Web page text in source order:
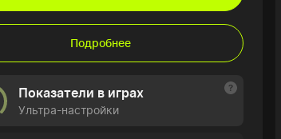
Подробнее
Показатели в играх
Ультра-настройки